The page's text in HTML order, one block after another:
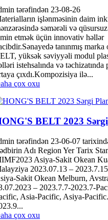
tərəfindən 23-08-26
işlənməsinin daim
səmərəli və
etmək üçün innovativ həllər
tanınmış
yüksək səviyyəli modul
istehsalında və
çıxdı.Kompozisiya ilə...
çox oxu
BELT 2023 Sərgi
tərəfindən 23-06-07
Adı Region Yer Tarix
Asiya-Sakit Okean
2023.07.13 –
Sakit Okean Melburn,
– 2023.7.7-2023.7-
Asia-Pacific, Asiya-
çox oxu